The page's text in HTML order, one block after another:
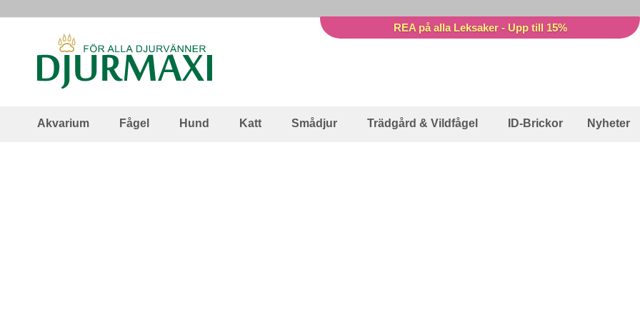
REA på alla Leksaker - Upp till 15%
Akvarium Fågel Hund Katt Smådjur Trädgård & Vildfågel ID-Brickor Nyheter